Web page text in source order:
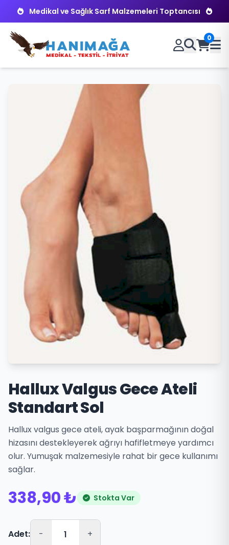
Medikal ve Sağlık Sarf Malzemeleri Toptancısı
0
Hallux Valgus Gece Ateli
Standart Sol
Hallux valgus gece ateli, ayak başparmağının doğal
hizasını destekleyerek ağrıyı hafifletmeye yardımcı
olur. Yumuşak malzemesiyle rahat bir gece kullanımı
sağlar.
338,90 ₺ Stokta Var
Adet: - +